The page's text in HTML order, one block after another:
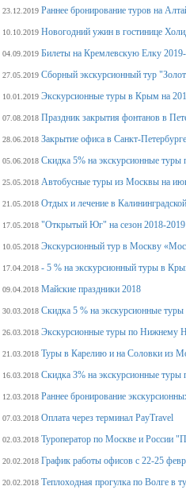
23.12.2019 Раннее бронирование туров на
10.10.2019 Новогодний ужин в гостинице
04.09.2019 Билеты на Кремлевскую Елку
27.05.2019 Сборный экскурсионный тур
10.01.2019 Экскурсионные туры в Крым на
07.08.2018 Праздник закрытия фонтанов в
28.06.2018 Закрытие офиса в Санкт-
05.06.2018 Скидка 5% на экскурсионные
25.05.2018 Автобусные туры из Москвы на
21.05.2018 Отдых и лечение в
17.05.2018 "Открытый Юг" на сезон 2018-2019
10.05.2018 Экскурсионный тур в Москву
17.04.2018 - 5 % на экскурсионный туры в
09.04.2018 Майские праздники 2018
30.03.2018 Скидка 5 % на экскурсионные
26.03.2018 Экскурсионные туры по Нижнему
21.03.2018 Туры в Карелию и на Соловки из
16.03.2018 Скидка 3% на экскурсионные
12.03.2018 Раннее бронирование
07.03.2018 Оплата через терминал PayTravel
02.03.2018 Туроператор по Москве и России
20.02.2018 График работы офисов с 22-25
20.02.2018 Теплоходная прогулка по Волге в